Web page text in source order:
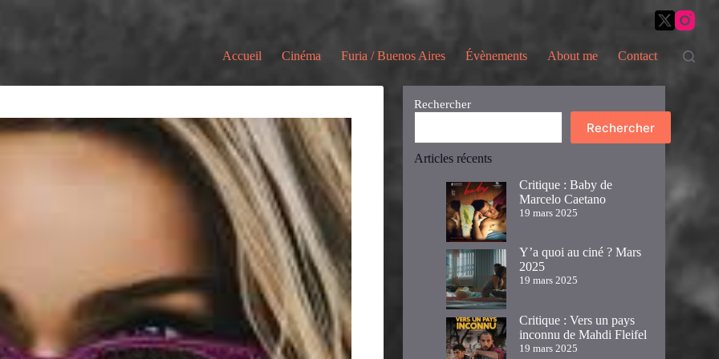
Accueil Cinéma Furia / Buenos Aires Évènements About me Contact
Rechercher
Rechercher
Articles récents
Critique : Baby de
Marcelo Caetano
19 mars 2025
Y’a quoi au ciné ? Mars
2025
19 mars 2025
Critique : Vers un pays
inconnu de Mahdi Fleifel
19 mars 2025